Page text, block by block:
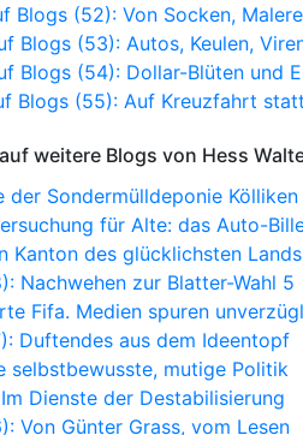
Blogs (52): Von Socken,
Blogs (53): Autos, Keulen,
Blogs (54): Dollar-Blüten und
Blogs (55): Auf Kreuzfahrt
weitere Blogs von Hess
der Sondermülldeponie Kölliken
für Alte: das Auto-
Kanton des glücklichsten Lands
Nachwehen zur Blatter-Wahl 5
Fifa. Medien spuren
Duftendes aus dem Ideentopf
selbstbewusste, mutige Politik
Dienste der Destabilisierung
Von Günter Grass, vom Lesen